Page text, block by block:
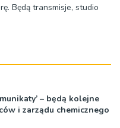
Będą transmisje, studio
– będą kolejne
i zarządu chemicznego